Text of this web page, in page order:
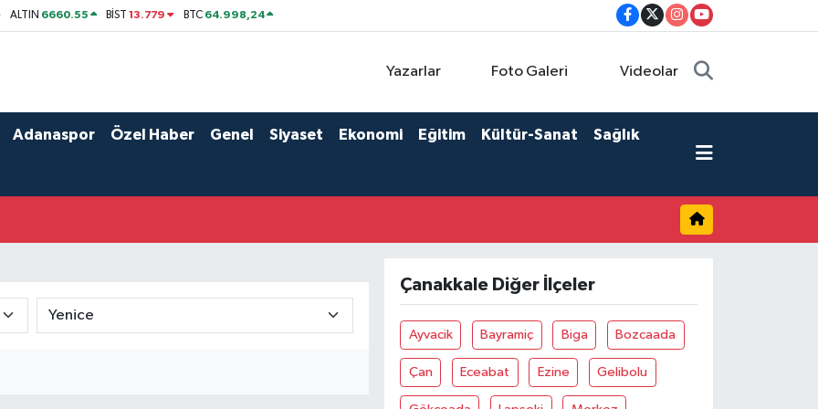
ALTIN 6660.55 BİST13.779 BTC 64.998,24
Yazarlar Foto Galeri Videolar
Adanaspor Özel Haber Genel Siyaset Ekonomi Eğitim Kültür-Sanat Sağlık
Çanakkale Diğer İlçeler
Ayvacik Bayramiç Biga Bozcaada
Çan Eceabat Ezine Gelibolu